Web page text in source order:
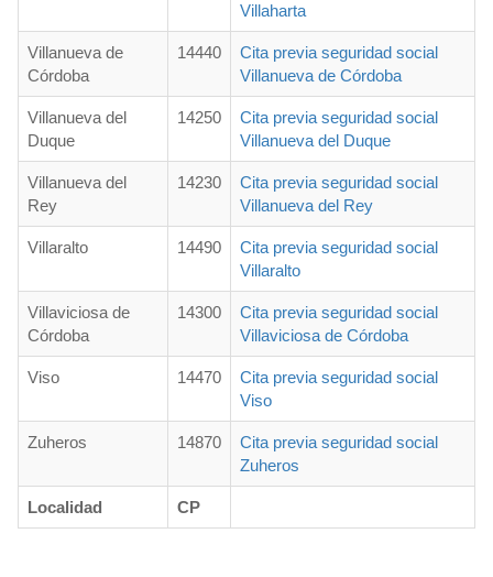
Villaharta
Villanueva de
Córdoba
14440
Cita previa seguridad social
Villanueva de Córdoba
Villanueva del
Duque
14250
Cita previa seguridad social
Villanueva del Duque
Villanueva del
Rey
14230
Cita previa seguridad social
Villanueva del Rey
Villaralto 14490
Cita previa seguridad social
Villaralto
Villaviciosa de
Córdoba
14300
Cita previa seguridad social
Villaviciosa de Córdoba
Viso 14470
Cita previa seguridad social
Viso
Zuheros 14870
Cita previa seguridad social
Zuheros
Localidad CP